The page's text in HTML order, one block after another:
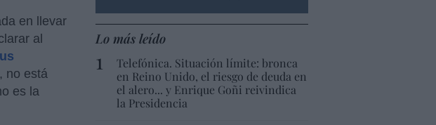
en llevar
al
no está
es la
Lo más leído
Telefónica. Situación límite: bronca
en Reino Unido, el riesgo de deuda en
el alero... y Enrique Goñi reivindica
la Presidencia